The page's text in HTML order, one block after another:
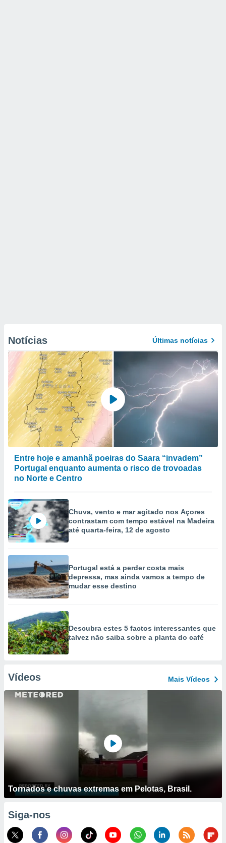
Notícias Últimas notícias
Entre hoje e amanhã poeiras do Saara “invadem”
Portugal enquanto aumenta o risco de trovoadas
no Norte e Centro
Chuva, vento e mar agitado nos Açores
contrastam com tempo estável na Madeira
até quarta-feira, 12 de agosto
Portugal está a perder costa mais
depressa, mas ainda vamos a tempo de
mudar esse destino
Descubra estes 5 factos interessantes que
talvez não saiba sobre a planta do café
Vídeos Mais Vídeos
Tornados e chuvas extremas em Pelotas, Brasil.
Siga-nos